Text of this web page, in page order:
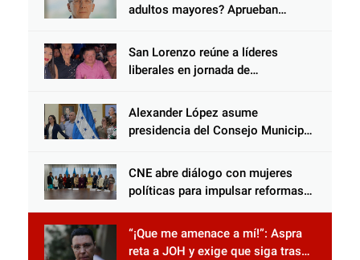
adultos mayores? Aprueban
Salomón Nazar para fortalecer su
protección en Honduras
San Lorenzo reúne a líderes
liberales en jornada de
Alexander López asume
presidencia del Consejo Municipal
Censo Nacional 2026
CNE abre diálogo con mujeres
políticas para impulsar reformas
“¡Que me amenace a mí!”: Aspra
reta a JOH y exige que siga tras